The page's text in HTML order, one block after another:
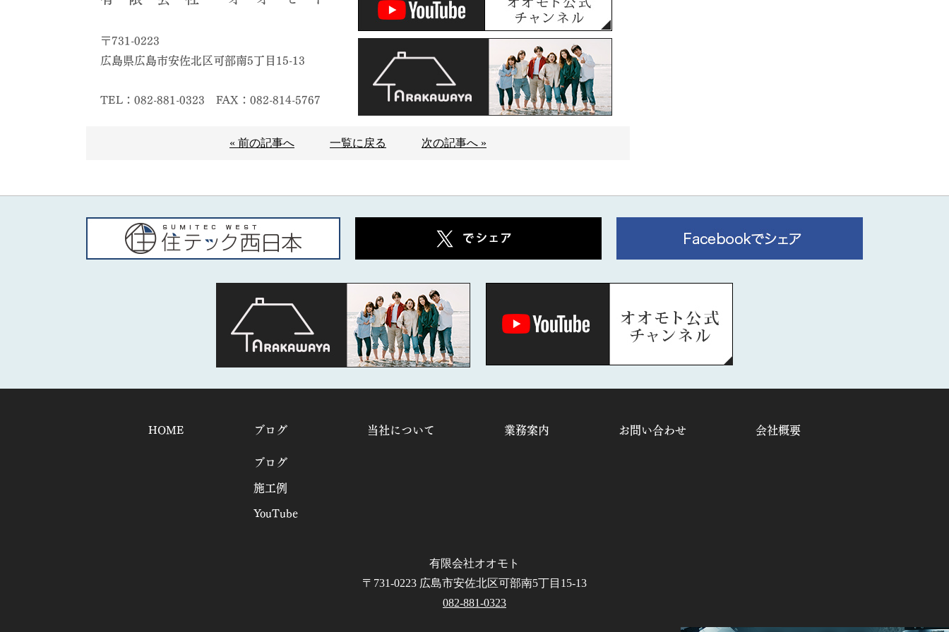
〒731-0223
広島県広島市安佐北区可部南5丁目15-13
TEL：082-881-0323 FAX：082-814-5767
« 前の記事へ 一覧に戻る 次の記事へ »
HOME
ブログ
ブログ
施工例
YouTube
当社について 業務案内 お問い合わせ 会社概要
有限会社オオモト
〒731-0223 広島市安佐北区可部南5丁目15-13
082-881-0323